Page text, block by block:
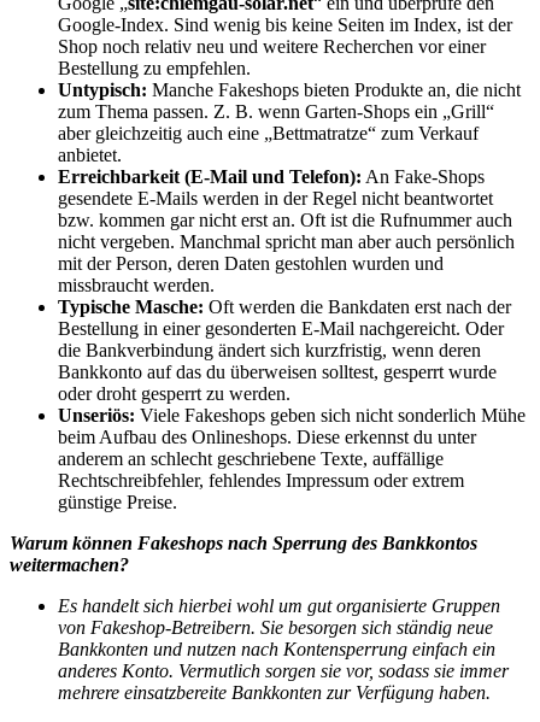
Google-Index. Sind wenig bis keine Seiten im Index, ist der
Shop noch relativ neu und weitere Recherchen vor einer
Bestellung zu empfehlen.
Untypisch: Manche Fakeshops bieten Produkte an, die nicht
zum Thema passen. Z. B. wenn Garten-Shops ein „Grill“
aber gleichzeitig auch eine „Bettmatratze“ zum Verkauf
anbietet.
Erreichbarkeit (E-Mail und Telefon): An Fake-Shops
gesendete E-Mails werden in der Regel nicht beantwortet
bzw. kommen gar nicht erst an. Oft ist die Rufnummer auch
nicht vergeben. Manchmal spricht man aber auch persönlich
mit der Person, deren Daten gestohlen wurden und
missbraucht werden.
Typische Masche: Oft werden die Bankdaten erst nach der
Bestellung in einer gesonderten E-Mail nachgereicht. Oder
die Bankverbindung ändert sich kurzfristig, wenn deren
Bankkonto auf das du überweisen solltest, gesperrt wurde
oder droht gesperrt zu werden.
Unseriös: Viele Fakeshops geben sich nicht sonderlich Mühe
beim Aufbau des Onlineshops. Diese erkennst du unter
anderem an schlecht geschriebene Texte, auffällige
Rechtschreibfehler, fehlendes Impressum oder extrem
günstige Preise.
Warum können Fakeshops nach Sperrung des Bankkontos
weitermachen?
Es handelt sich hierbei wohl um gut organisierte Gruppen
von Fakeshop-Betreibern. Sie besorgen sich ständig neue
Bankkonten und nutzen nach Kontensperrung einfach ein
anderes Konto. Vermutlich sorgen sie vor, sodass sie immer
mehrere einsatzbereite Bankkonten zur Verfügung haben.